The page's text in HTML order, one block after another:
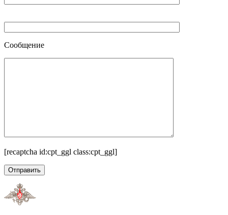
Сообщение
[recaptcha id:cpt_ggl class:cpt_ggl]